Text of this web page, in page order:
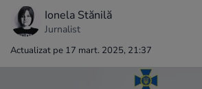
Ionela Stănilă
Jurnalist
Actualizat pe 17 mart. 2025, 21:37